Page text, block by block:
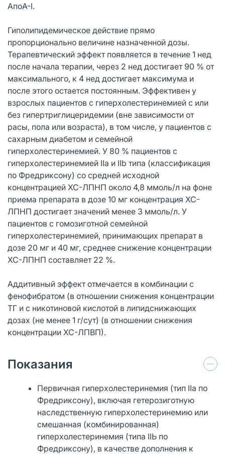
АпоА-I.
Гиполипидемическое действие прямо
пропорционально величине назначенной дозы.
Терапевтический эффект появляется в течение 1 нед
после начала терапии, через 2 нед достигает 90 % от
максимального, к 4 нед достигает максимума и
после этого остается постоянным. Эффективен у
взрослых пациентов с гиперхолестеринемией с или
без гипертриглицеридемии (вне зависимости от
расы, пола или возраста), в том числе, у пациентов с
сахарным диабетом и семейной
гиперхолестеринемией. У 80 % пациентов с
гиперхолестеринемией IIа и IIb типа (классификация
по Фредриксону) со средней исходной
концентрацией ХС-ЛПНП около 4,8 ммоль/л на фоне
приема препарата в дозе 10 мг концентрация ХС-
ЛПНП достигает значений менее 3 ммоль/л. У
пациентов с гомозиготной семейной
гиперхолестеринемией, принимающих препарат в
дозе 20 мг и 40 мг, среднее снижение концентрации
ХС-ЛПНП составляет 22 %.
Аддитивный эффект отмечается в комбинации с
фенофибратом (в отношении снижения концентрации
ТГ и с никотиновой кислотой в липидснижающих
дозах (не менее 1 г/сут) (в отношении снижения
концентрации ХС-ЛПВП).
Показания
Первичная гиперхолестеринемия (тип IIа по
Фредриксону), включая гетерозиготную
наследственную гиперхолестеринемию или
смешанная (комбинированная)
гиперхолестеринемия (типа IIЬ по
Фредриксону), в качестве дополнения к